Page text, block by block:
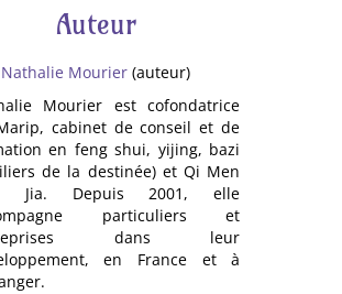
Auteur
Nathalie Mourier (auteur)
Mourier est cofondatrice
cabinet de conseil et de
en feng shui, yijing, bazi
de la destinée) et Qi Men
Jia. Depuis 2001, elle
particuliers et
dans leur
en France et à